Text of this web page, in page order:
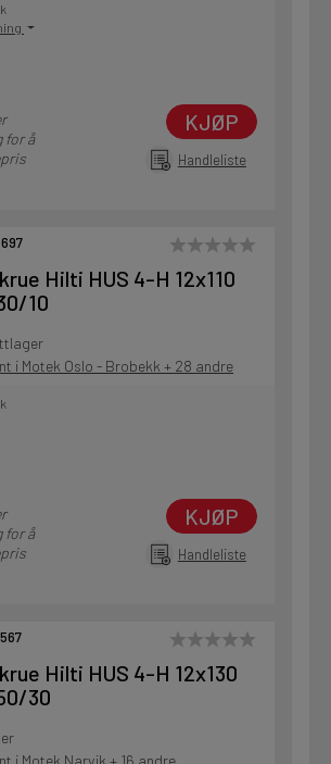
for å
KJØP
Handleliste
Hilti HUS 4-H 12x110
10
i Motek Oslo - Brobekk + 28 andre
for å
KJØP
Handleliste
Hilti HUS 4-H 12x130
30